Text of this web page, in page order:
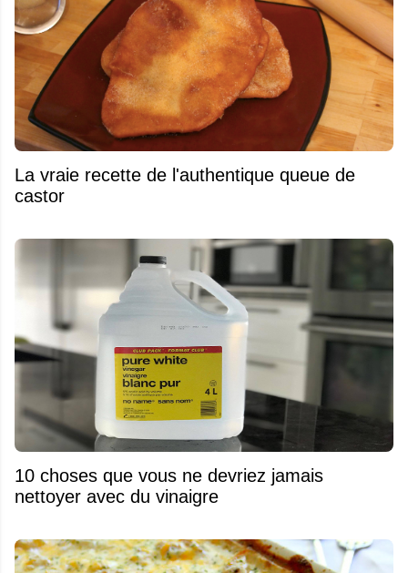
La vraie recette de l'authentique queue de
castor
10 choses que vous ne devriez jamais
nettoyer avec du vinaigre